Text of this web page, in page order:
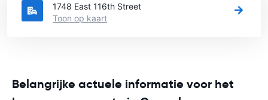
1748 East 116th Street
Toon op kaart
Belangrijke actuele informatie voor het